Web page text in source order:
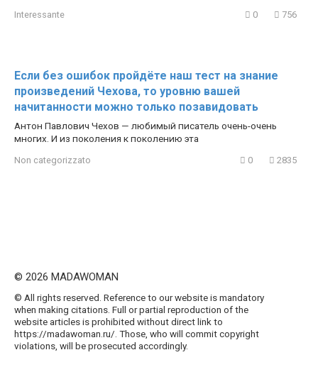
Interessante 0 756
Если без ошибок пройдёте наш тест на знание
произведений Чехова, то уровню вашей
начитанности можно только позавидовать
Антон Павлович Чехов — любимый писатель очень-очень
многих. И из поколения к поколению эта
Non categorizzato 0 2835
© 2026 MADAWOMAN
© All rights reserved. Reference to our website is mandatory
when making citations. Full or partial reproduction of the
website articles is prohibited without direct link to
https://madawoman.ru/. Those, who will commit copyright
violations, will be prosecuted accordingly.